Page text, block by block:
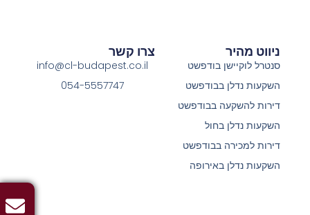
ניווט מהיר
סנטרל לוקיישן בודפשט
השקעות נדלן בבודפשט
דירות להשקעה בבודפשט
השקעות נדלן בחול
דירות למכירה בבודפשט
השקעות נדלן באירופה
צרו קשר
info@cl-budapest.co.il
054-5557747